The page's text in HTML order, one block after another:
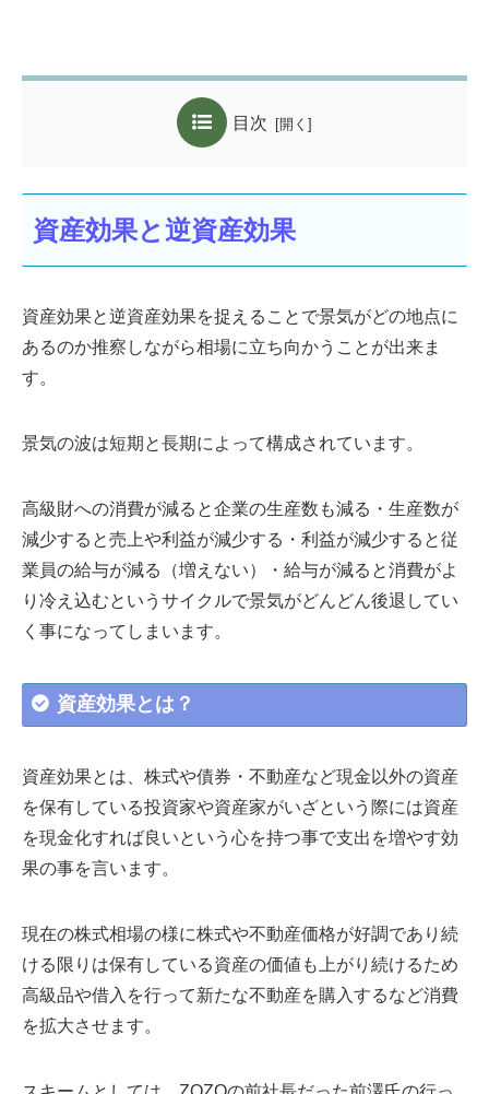
目次
資産効果と逆資産効果
資産効果と逆資産効果を捉えることで景気がどの地点に
あるのか推察しながら相場に立ち向かうことが出来ま
す。
景気の波は短期と長期によって構成されています。
高級財への消費が減ると企業の生産数も減る・生産数が
減少すると売上や利益が減少する・利益が減少すると従
業員の給与が減る（増えない）・給与が減ると消費がよ
り冷え込むというサイクルで景気がどんどん後退してい
く事になってしまいます。
資産効果とは？
資産効果とは、株式や債券・不動産など現金以外の資産
を保有している投資家や資産家がいざという際には資産
を現金化すれば良いという心を持つ事で支出を増やす効
果の事を言います。
現在の株式相場の様に株式や不動産価格が好調であり続
ける限りは保有している資産の価値も上がり続けるため
高級品や借入を行って新たな不動産を購入するなど消費
を拡大させます。